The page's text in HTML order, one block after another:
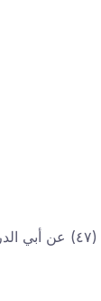
(5)۔ رواه الطبراني (الأوسط : ٣/ ١١٨) وغيره مرفوعا بأسانيد كلها ضعیفة